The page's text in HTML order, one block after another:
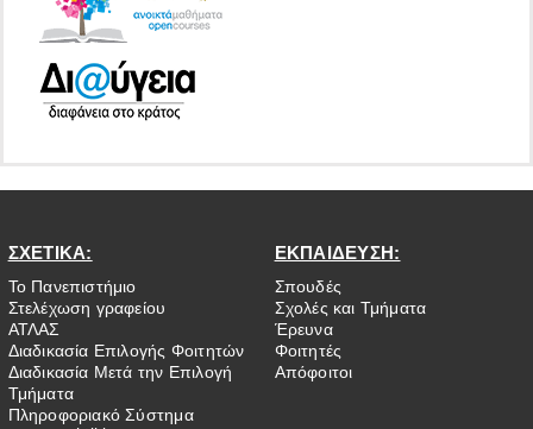
ΣΧΕΤΙΚΑ:
Το Πανεπιστήμιο
Στελέχωση γραφείου
ΑΤΛΑΣ
Διαδικασία Επιλογής Φοιτητών
Διαδικασία Μετά την Επιλογή
Τμήματα
Πληροφοριακό Σύστημα
ΕΚΠΑΙΔΕΥΣΗ:
Σπουδές
Σχολές και Τμήματα
Έρευνα
Φοιτητές
Απόφοιτοι